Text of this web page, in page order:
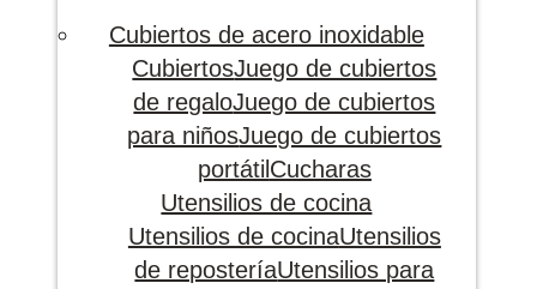
Cubiertos de acero inoxidable
CubiertosJuego de cubiertos
de regaloJuego de cubiertos
para niñosJuego de cubiertos
portátil Cucharas
Utensilios de cocina
Utensilios de cocinaUtensilios
de reposteríaUtensilios para